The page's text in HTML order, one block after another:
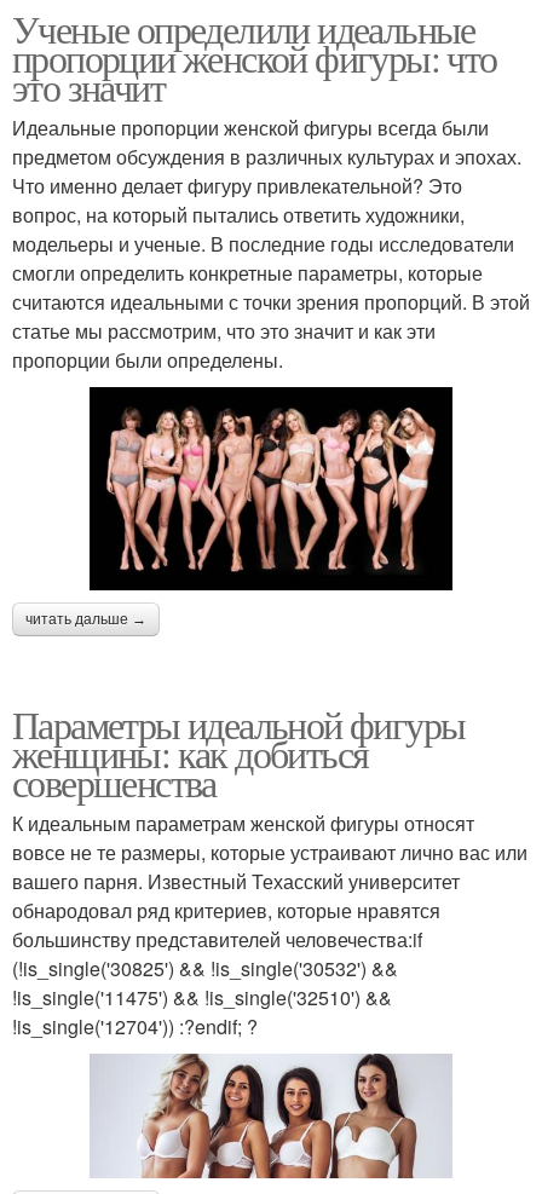
Ученые определили идеальные
пропорции женской фигуры: что
это значит
Идеальные пропорции женской фигуры всегда были
предметом обсуждения в различных культурах и эпохах.
Что именно делает фигуру привлекательной? Это
вопрос, на который пытались ответить художники,
модельеры и ученые. В последние годы исследователи
смогли определить конкретные параметры, которые
считаются идеальными с точки зрения пропорций. В этой
статье мы рассмотрим, что это значит и как эти
пропорции были определены.
читать дальше →
Параметры идеальной фигуры
женщины: как добиться
совершенства
К идеальным параметрам женской фигуры относят
вовсе не те размеры, которые устраивают лично вас или
вашего парня. Известный Техасский университет
обнародовал ряд критериев, которые нравятся
большинству представителей человечества:if
(!is_single('30825') && !is_single('30532') &&
!is_single('11475') && !is_single('32510') &&
!is_single('12704')) :?endif; ?